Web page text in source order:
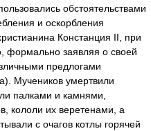
обстоятельствами
и оскорбления
Констанция II, при
формально заявляя о своей
предлогами
Мучеников умертвили
палками и камнями,
кололи их веретенами, а
с очагов котлы горячей